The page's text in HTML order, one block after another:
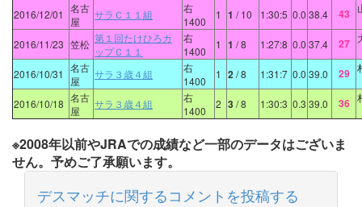
2016/12/01 名古
屋
サラＣ１１組
右
1400
1 1 / 10 1:30:5 0.0 38.4 43
2016/11/23 笠松 第１回たけひろカ
ップＣ１１
右
1400
1 1 / 8 1:27:8 0.0 37.4 27
2016/10/31 名古
屋
サラ３歳４組
右
1400
1 2/ 8 1:31:7 0.0 39.0 29
2016/10/18 名古
屋
サラ３歳４組
右
1400
2 3/ 8 1:30:3 0.3 39.0 36
※2008年以前やJRAでの成績など一部のデータはございま
せん。予めご了承願います。
デスマッチに関するコメントを投稿する